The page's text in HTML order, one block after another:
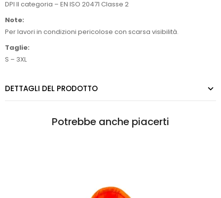
DPI II categoria – EN ISO 20471 Classe 2
Note:
Per lavori in condizioni pericolose con scarsa visibilità.
Taglie:
S – 3XL
DETTAGLI DEL PRODOTTO
Potrebbe anche piacerti